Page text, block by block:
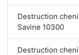
Destruction
Savine 10300
Destruction